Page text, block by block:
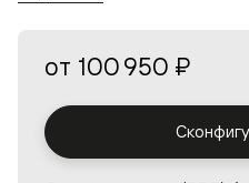
а большой выбор вставок
решения в интерьере и
от 100 950 ₽